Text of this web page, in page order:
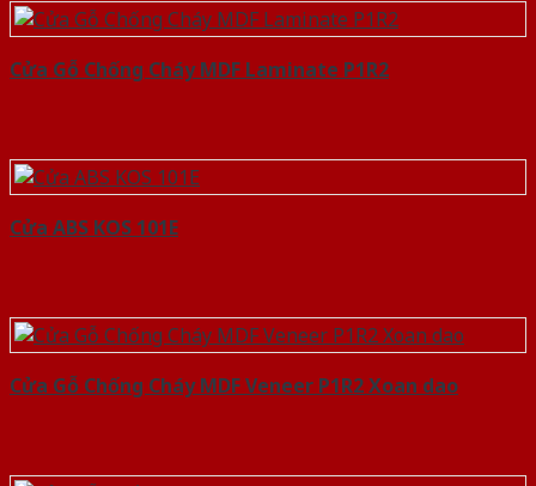
Cửa Gỗ Chống Cháy MDF Laminate P1R2
Cửa ABS KOS 101E
Cửa Gỗ Chống Cháy MDF Veneer P1R2 Xoan dao